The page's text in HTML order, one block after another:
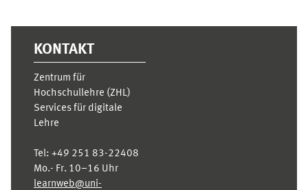
KONTAKT
Zentrum für
Hochschullehre (ZHL)
Services für digitale
Lehre
Tel: +49 251 83-22408
Mo.- Fr. 10–16 Uhr
learnweb@uni-